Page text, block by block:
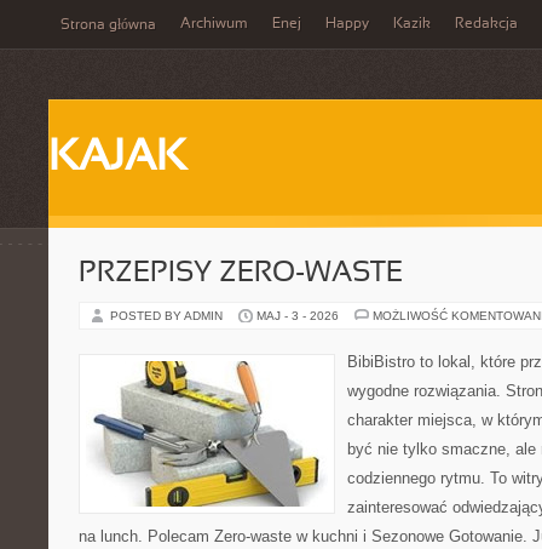
Strona główna Archiwum Enej Happy Kazik Redakcja
KAJAK
PRZEPISY ZERO-WASTE
POSTED BY ADMIN MAJ - 3 - 2026 MOŻLIWOŚĆ
BibiBistro to lokal, które
wygodne rozwiązania.
charakter miejsca, w
być nie tylko smaczne, ale
codziennego rytmu. To
zainteresować
na lunch. Polecam Zero-waste w kuchni i Sezonowe Gotowanie.